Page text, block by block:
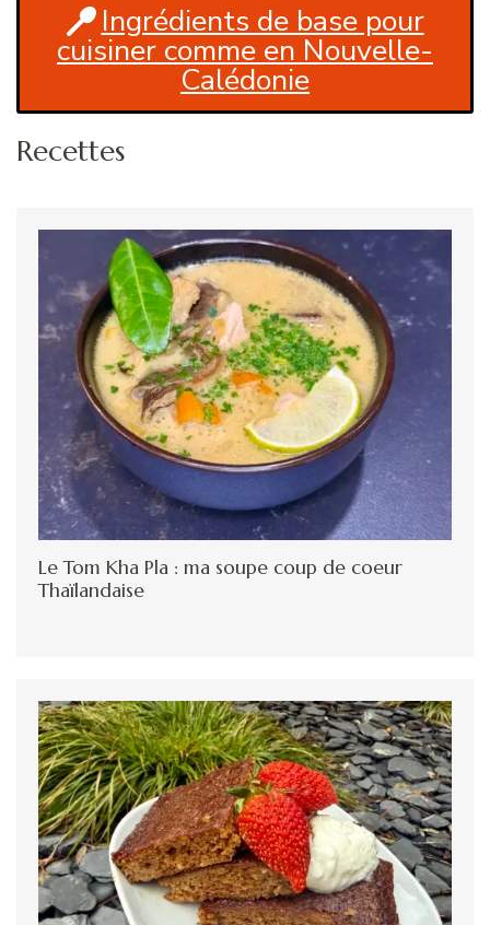
Ingrédients de base pour
cuisiner comme en Nouvelle-
Calédonie
Recettes
Le Tom Kha Pla : ma soupe coup de coeur
Thaïlandaise